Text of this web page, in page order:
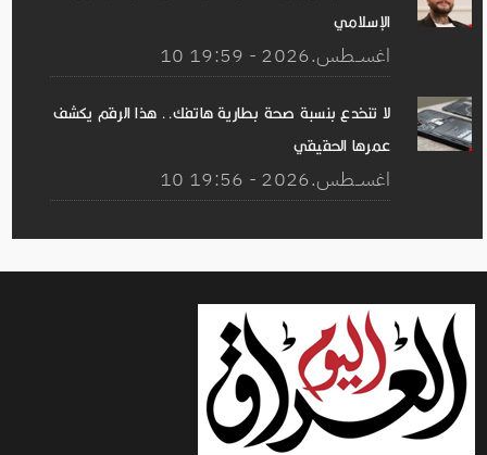
الإسلامي
10 اغســطس.2026 - 19:59
لا تنخدع بنسبة صحة بطارية هاتفك.. هذا الرقم يكشف
عمرها الحقيقي
10 اغســطس.2026 - 19:56